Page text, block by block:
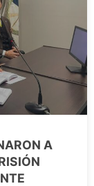
A